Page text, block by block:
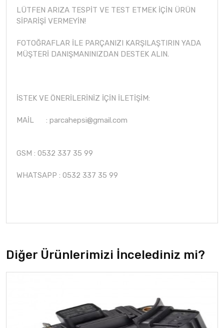
LÜTFEN ARIZA TESPİT VE TEST ETMEK İÇİN ÜRÜN
SİPARİŞİ VERMEYİN!
FOTOĞRAFLAR İLE PARÇANIZI KARŞILAŞTIRIN YADA
MÜŞTERİ DANIŞMANINIZDAN DESTEK ALIN.
İSTEK VE ÖNERİLERİNİZ İÇİN İLETİŞİM:
MAİL : parcahepsi@gmail.com
GSM : 0532 337 35 99
WHATSAPP : 0532 337 35 99
Diğer Ürünlerimizi İncelediniz mi?